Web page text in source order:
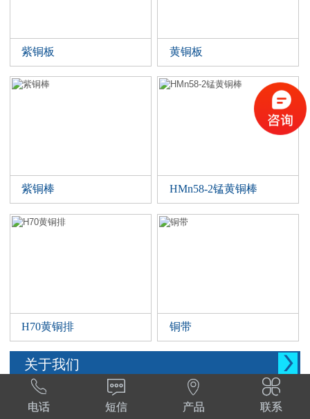
紫铜板 黄铜板
紫铜棒 HMn58-2锰黄铜棒
H70黄铜排 铜带
关于我们 
西安晨腾物资有限公司 常年销售铜管，铜棒。
铜棒，铜排等。材质:T1,T2,T3,TP2,Tu1,TU2,

电话

短信

产品

联系